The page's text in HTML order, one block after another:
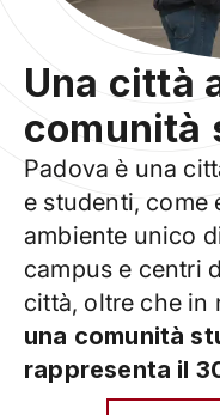
Una città
comunità
Padova è una
e studenti, come
ambiente unico
campus e centri
città, oltre che in
una comunità
rappresenta il